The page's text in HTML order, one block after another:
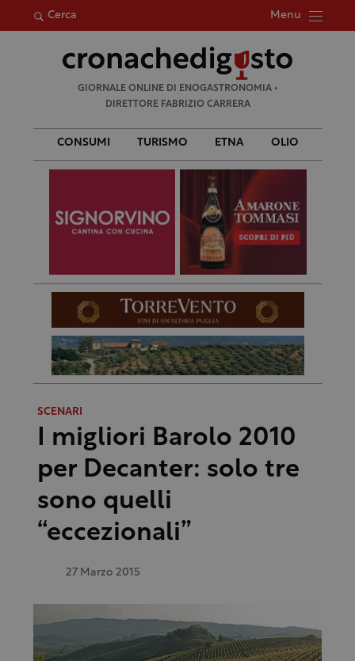
Cerca Menu
per:
GIORNALE ONLINE DI ENOGASTRONOMIA •
DIRETTORE FABRIZIO CARRERA
CONSUMI TURISMO ETNA OLIO
SCENARI
I migliori Barolo 2010
per Decanter: solo tre
sono quelli
“eccezionali”
27 Marzo 2015